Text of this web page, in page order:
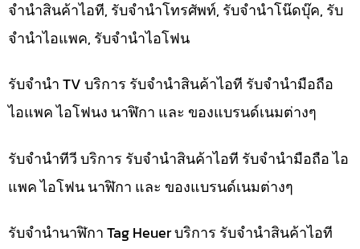
จำนำสินค้าไอที, รับจำนำโทรศัพท์, รับจำนำโน๊ดบุ๊ค, รับ
จำนำไอแพค, รับจำนำไอโฟน
รับจำนำ TV บริการ รับจำนำสินค้าไอที รับจำนำมือถือ
ไอแพค ไอโฟนง นาฬิกา และ ของแบรนด์เนมต่างๆ
รับจำนำทีวี บริการ รับจำนำสินค้าไอที รับจำนำมือถือ ไอ
แพค ไอโฟน นาฬิกา และ ของแบรนด์เนมต่างๆ
รับจำนำนาฬิกา Tag Heuer บริการ รับจำนำสินค้าไอที